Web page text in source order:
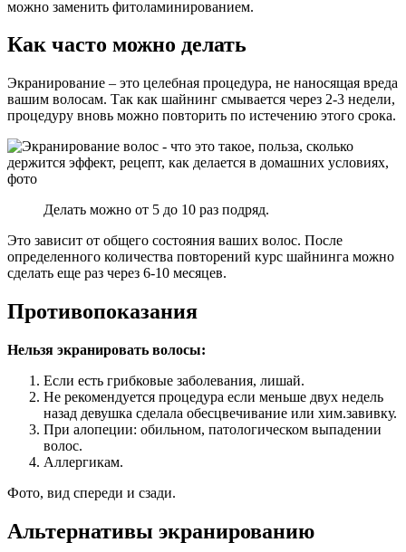
можно заменить фитоламинированием.
Как часто можно делать
Экранирование – это целебная процедура, не наносящая вреда
вашим волосам. Так как шайнинг смывается через 2-3 недели,
процедуру вновь можно повторить по истечению этого срока.
Делать можно от 5 до 10 раз подряд.
Это зависит от общего состояния ваших волос. После
определенного количества повторений курс шайнинга можно
сделать еще раз через 6-10 месяцев.
Противопоказания
Нельзя экранировать волосы:
Если есть грибковые заболевания, лишай.
Не рекомендуется процедура если меньше двух недель
назад девушка сделала обесцвечивание или хим.завивку.
При алопеции: обильном, патологическом выпадении
волос.
Аллергикам.
Фото, вид спереди и сзади.
Альтернативы экранированию